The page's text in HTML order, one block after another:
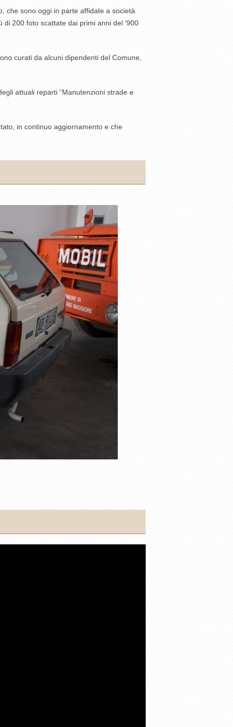
che sono oggi in parte affidate a società
200 foto scattate dai primi anni del ‘900
curati da alcuni dipendenti del Comune,
attuali reparti “Manutenzioni strade e
in continuo aggiornamento e che